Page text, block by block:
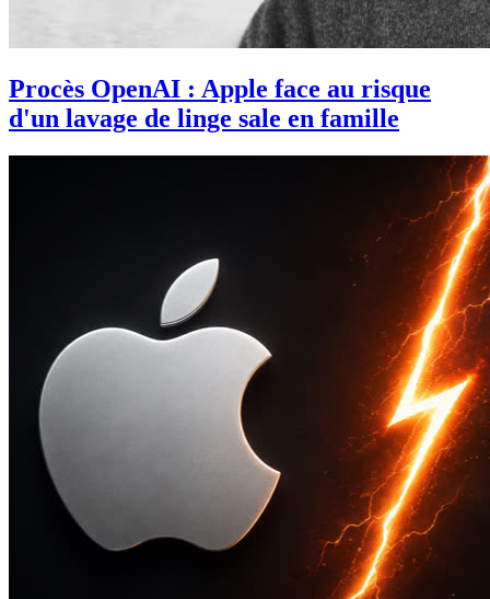
Procès OpenAI : Apple face au risque
d'un lavage de linge sale en famille